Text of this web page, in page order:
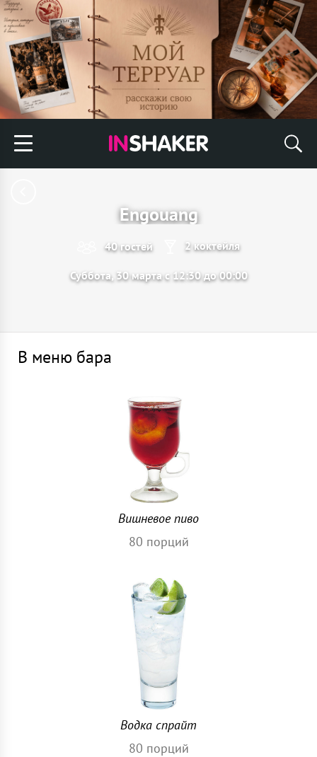
Engouang
40 гостей 2 коктейля
Суббота, 30 марта с 12:30 до 00:00
В меню бара
Вишневое пиво
80 порций
Водка спрайт
80 порций